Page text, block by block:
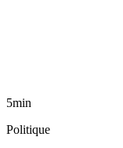
5min
Politique